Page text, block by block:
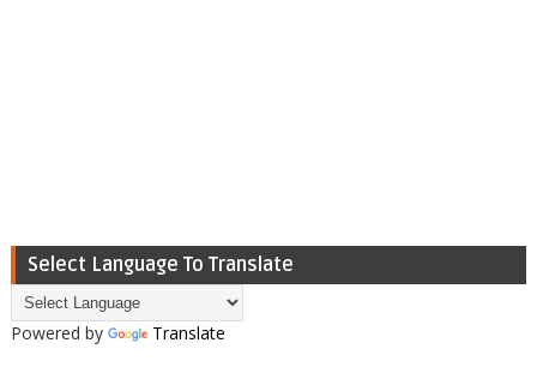
Select Language To Translate
Powered by Translate